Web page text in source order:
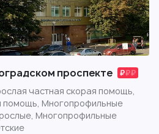
проспекте
частная скорая помощь,
помощь, Многопрофильные
Многопрофильные